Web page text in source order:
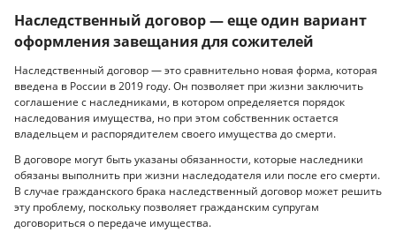
Наследственный договор — еще один вариант
оформления завещания для сожителей
Наследственный договор — это сравнительно новая форма, которая
введена в России в 2019 году. Он позволяет при жизни заключить
соглашение с наследниками, в котором определяется порядок
наследования имущества, но при этом собственник остается
владельцем и распорядителем своего имущества до смерти.
В договоре могут быть указаны обязанности, которые наследники
обязаны выполнить при жизни наследодателя или после его смерти.
В случае гражданского брака наследственный договор может решить
эту проблему, поскольку позволяет гражданским супругам
договориться о передаче имущества.